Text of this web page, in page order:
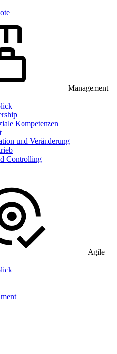
Management
Kompetenzen
und Veränderung
Controlling
Agile